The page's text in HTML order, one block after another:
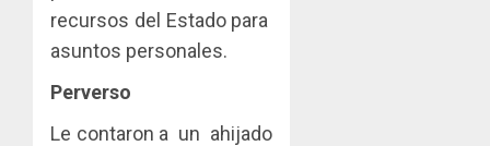
recursos del Estado para
asuntos personales.
Perverso
Le contaron a un ahijado